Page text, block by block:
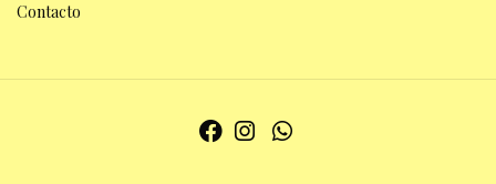
Contacto